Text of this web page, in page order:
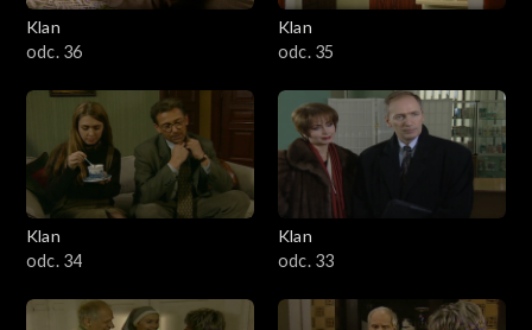
Klan
odc. 36
Klan
odc. 35
Klan
odc. 34
Klan
odc. 33